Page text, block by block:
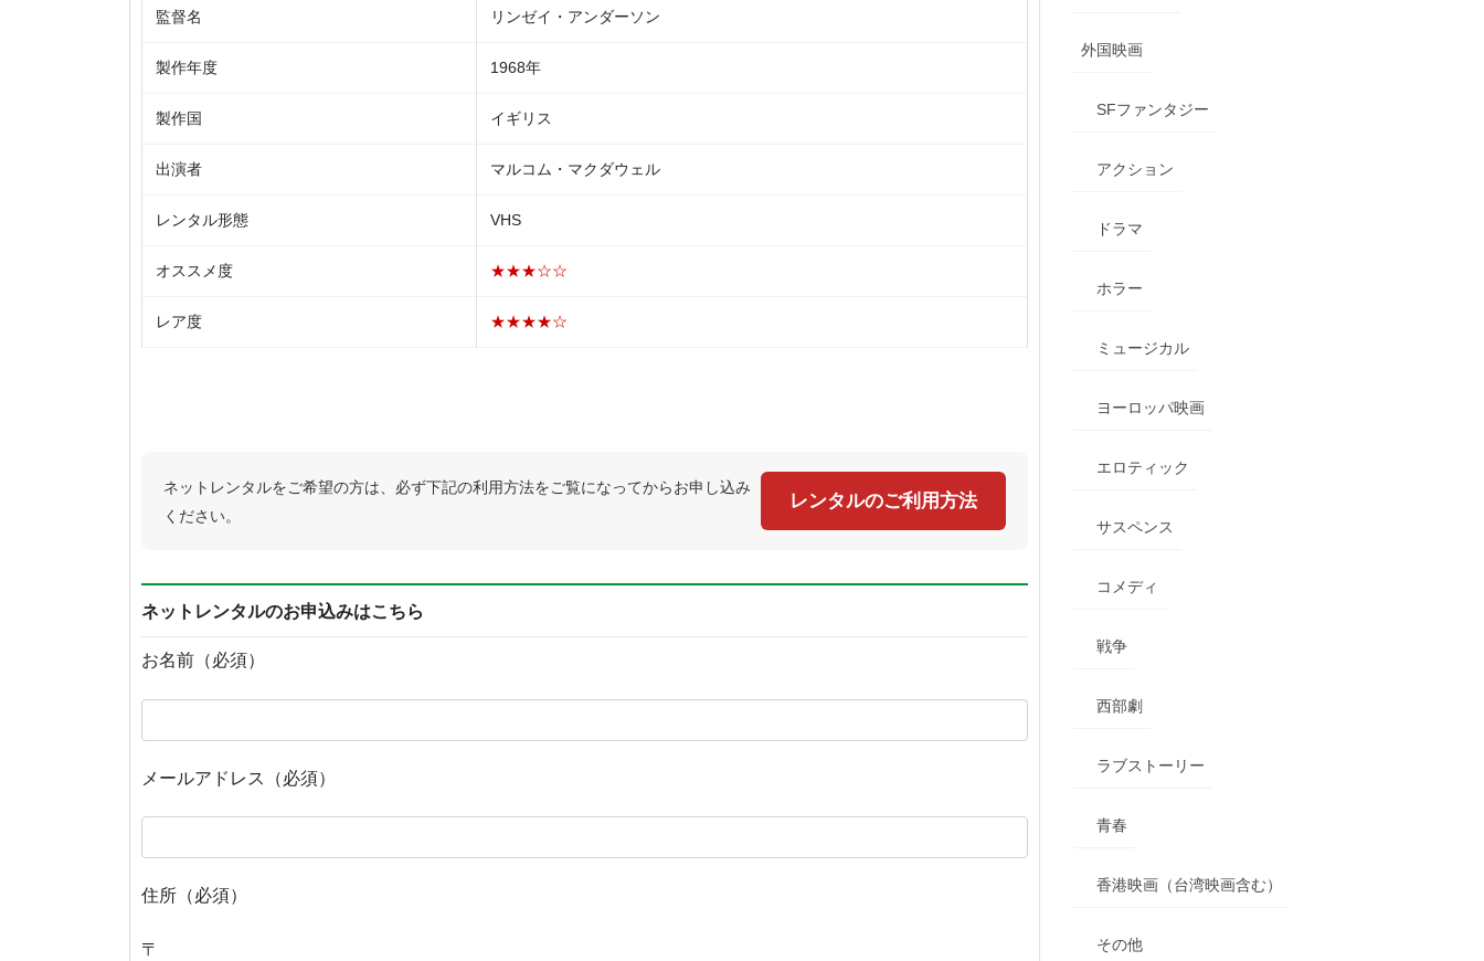
監督名 リンゼイ・アンダーソン
製作年度 1968年
製作国 イギリス
出演者 マルコム・マクダウェル
レンタル形態 VHS
オススメ度 ★★★☆☆
レア度 ★★★★☆
ネットレンタルをご希望の方は、必ず下記の利用方法をご覧になってからお申し込み
ください。
レンタルのご利用方法
ネットレンタルのお申込みはこちら
お名前（必須）
メールアドレス（必須）
住所（必須）
〒
外国映画
SFファンタジー
アクション
ドラマ
ホラー
ミュージカル
ヨーロッパ映画
エロティック
サスペンス
コメディ
戦争
西部劇
ラブストーリー
青春
香港映画（台湾映画含む）
その他